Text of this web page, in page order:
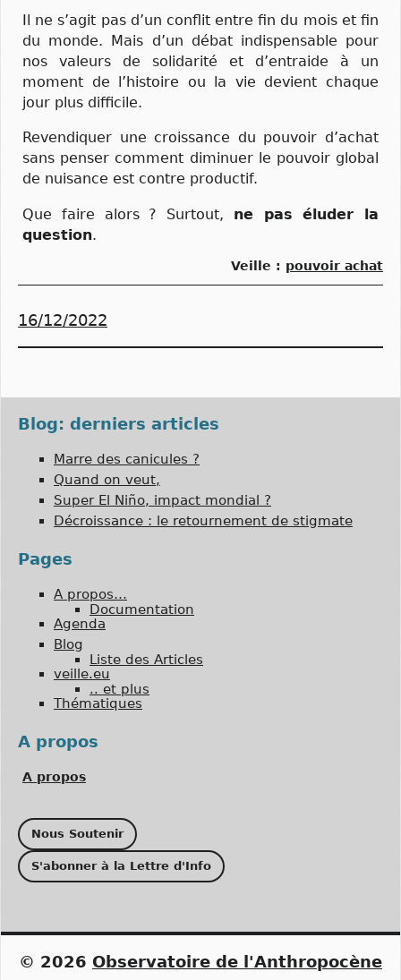
Il ne s’agit pas d’un conflit entre fin du mois et fin
du monde. Mais d’un débat indispensable pour
nos valeurs de solidarité et d’entraide à un
moment de l’histoire ou la vie devient chaque
jour plus difficile.
Revendiquer une croissance du pouvoir d’achat
sans penser comment diminuer le pouvoir global
de nuisance est contre productif.
Que faire alors ? Surtout, ne pas éluder la
question.
veille : pouvoir achat
16/12/2022
Blog: derniers articles
Marre des canicules ?
Quand on veut,
Super El Niño, impact mondial ?
Décroissance : le retournement de stigmate
Pages
A propos…
Documentation
Agenda
Blog
Liste des Articles
veille.eu
.. et plus
Thématiques
A propos
A propos
Nous Soutenir
S'abonner à la Lettre d'Info
© 2026 Observatoire de l'Anthropocène